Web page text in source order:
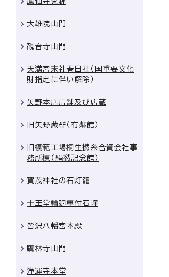
大雄院山門
観音寺山門
天満宮末社春日社（国重要文化
財指定に伴い解除）
矢野本店店舗及び店蔵
旧矢野蔵群（有鄰館）
旧模範工場桐生撚糸合資会社事
務所棟（絹撚記念館）
賀茂神社の石灯籠
十王堂輪廻車付石幢
皆沢八幡宮本殿
鷹林寺山門
浄運寺本堂